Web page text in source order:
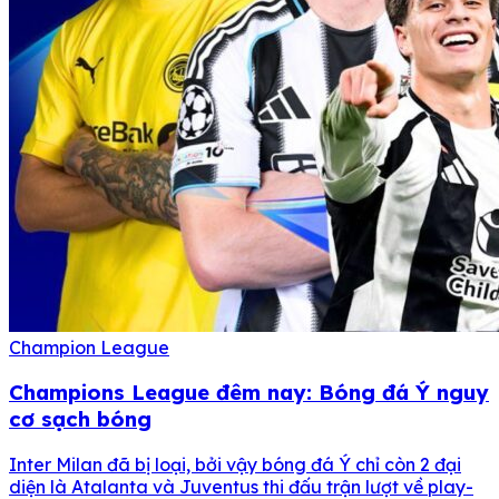
Champion League
Champions League đêm nay: Bóng đá Ý nguy
cơ sạch bóng
Inter Milan đã bị loại, bởi vậy bóng đá Ý chỉ còn 2 đại
diện là Atalanta và Juventus thi đấu trận lượt về play-